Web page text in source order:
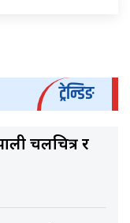
ट्रेन्डिङ
चलचित्र र